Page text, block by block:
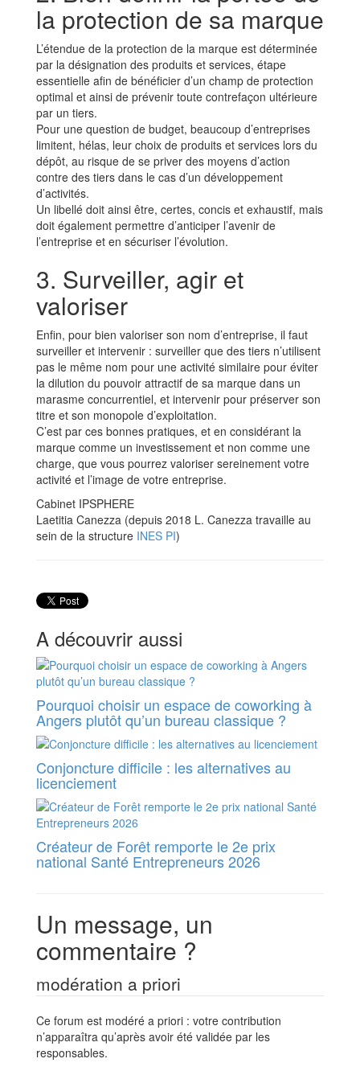
la protection de sa marque
L’étendue de la protection de la marque est déterminée
par la désignation des produits et services, étape
essentielle afin de bénéficier d’un champ de protection
optimal et ainsi de prévenir toute contrefaçon ultérieure
par un tiers.
Pour une question de budget, beaucoup d’entreprises
limitent, hélas, leur choix de produits et services lors du
dépôt, au risque de se priver des moyens d’action
contre des tiers dans le cas d’un développement
d’activités.
Un libellé doit ainsi être, certes, concis et exhaustif, mais
doit également permettre d’anticiper l’avenir de
l’entreprise et en sécuriser l’évolution.
3. Surveiller, agir et
valoriser
Enfin, pour bien valoriser son nom d’entreprise, il faut
surveiller et intervenir : surveiller que des tiers n’utilisent
pas le même nom pour une activité similaire pour éviter
la dilution du pouvoir attractif de sa marque dans un
marasme concurrentiel, et intervenir pour préserver son
titre et son monopole d’exploitation.
C’est par ces bonnes pratiques, et en considérant la
marque comme un investissement et non comme une
charge, que vous pourrez valoriser sereinement votre
activité et l’image de votre entreprise.
Cabinet IPSPHERE
Laetitia Canezza (depuis 2018 L. Canezza travaille au
sein de la structure INES PI)
A découvrir aussi
Pourquoi choisir un espace de coworking à
Angers plutôt qu’un bureau classique ?
Conjoncture difficile : les alternatives au
licenciement
Créateur de Forêt remporte le 2e prix
national Santé Entrepreneurs 2026
Un message, un
commentaire ?
modération a priori
Ce forum est modéré a priori : votre contribution
n’apparaîtra qu’après avoir été validée par les
responsables.